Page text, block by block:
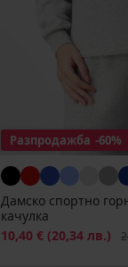
Разпродажба -60%
Дамско спортно
качулка
Намаление
10,40 € (20,34 лв.)